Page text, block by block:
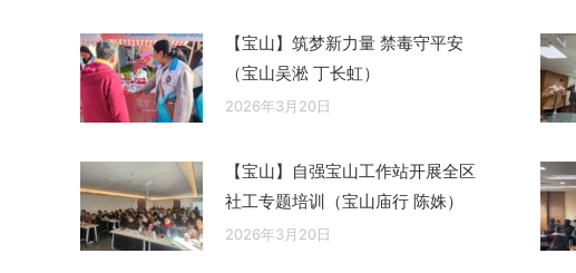
【宝山】筑梦新力量 禁毒守平安
（宝山吴淞 丁长虹）
2026年3月20日
【宝山】自强宝山工作站开展全区
社工专题培训（宝山庙行 陈姝）
2026年3月20日